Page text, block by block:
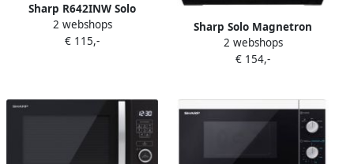
Sharp R642INW Solo
magnetron met grill 20 L
zilver
2 webshops
€ 115,-
Sharp Solo Magnetron
R243S | Microgolfovens |
Keuken&Koken
2 webshops
€ 154,-